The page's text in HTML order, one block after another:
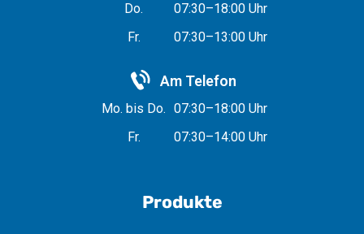
Do.
07:30–18:00 Uhr
Fr.
07:30–13:00 Uhr
Am Telefon
Mo. bis Do. 07:30–18:00 Uhr
Fr.
07:30–14:00 Uhr
Produkte